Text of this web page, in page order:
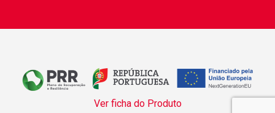
Ver ficha do Produto